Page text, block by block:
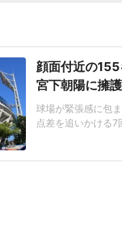
顔面付近の
宮下朝陽に擁
球場が緊張感に包
点差を追いかける
じた155キロ直球
ヘルメットを叩き